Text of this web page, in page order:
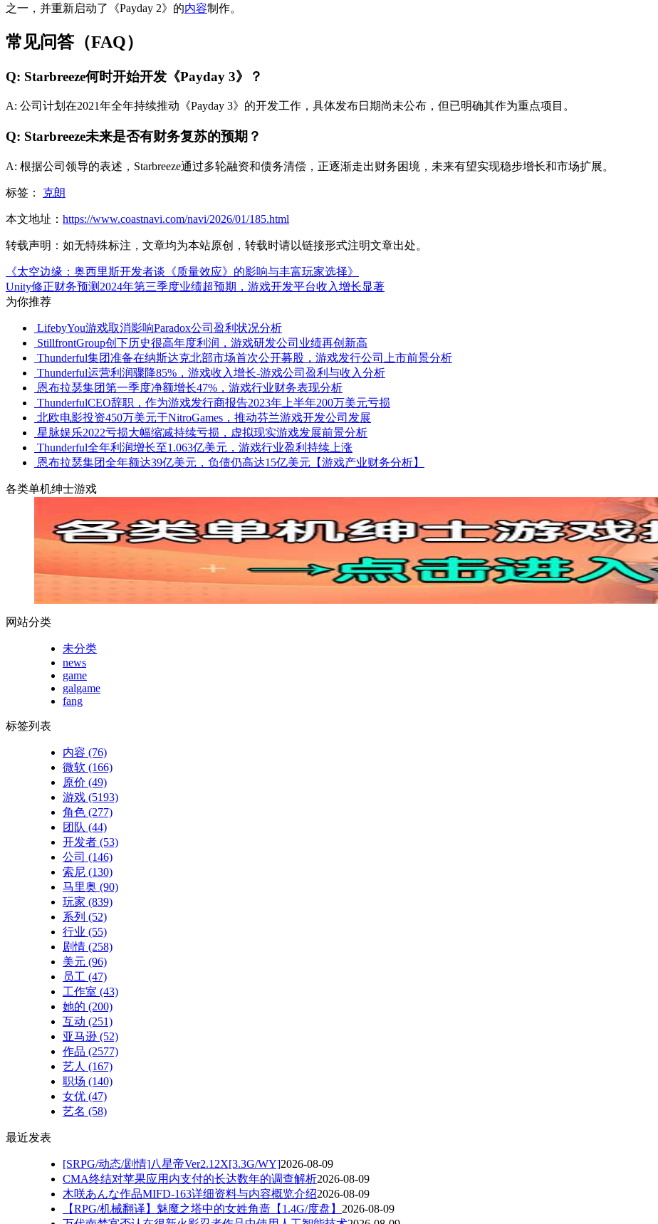
之一，并重新启动了《Payday 2》的内容制作。
常见问答（FAQ）
Q: Starbreeze何时开始开发《Payday 3》？
A: 公司计划在2021年全年持续推动《Payday 3》的开发工作，具体发布日期尚未公布，但已明确其作为重点项目。
Q: Starbreeze未来是否有财务复苏的预期？
A: 根据公司领导的表述，Starbreeze通过多轮融资和债务清偿，正逐渐走出财务困境，未来有望实现稳步增长和市场扩展。
标签： 克朗
本文地址： https://www.coastnavi.com/navi/2026/01/185.html
转载声明： 如无特殊标注，文章均为本站原创，转载时请以链接形式注明文章出处。
《太空边缘：奥西里斯开发者谈《质量效应》的影响与丰富玩家选择》
Unity修正财务预测2024年第三季度业绩超预期，游戏开发平台收入增长显著
为你推荐
LifebyYou游戏取消影响Paradox公司盈利状况分析
StillfrontGroup创下历史很高年度利润，游戏研发公司业绩再创新高
Thunderful集团准备在纳斯达克北部市场首次公开募股，游戏发行公司上市前景分析
Thunderful运营利润骤降85%，游戏收入增长-游戏公司盈利与收入分析
恩布拉瑟集团第一季度净额增长47%，游戏行业财务表现分析
ThunderfulCEO辞职，作为游戏发行商报告2023年上半年200万美元亏损
北欧电影投资450万美元于NitroGames，推动芬兰游戏开发公司发展
星脉娱乐2022亏损大幅缩减持续亏损，虚拟现实游戏发展前景分析
Thunderful全年利润增长至1.063亿美元，游戏行业盈利持续上涨
恩布拉瑟集团全年额达39亿美元，负债仍高达15亿美元【游戏产业财务分析】
各类单机绅士游戏
网站分类
未分类
news
game
galgame
fang
标签列表
内容 (76)
微软 (166)
原价 (49)
游戏 (5193)
角色 (277)
团队 (44)
开发者 (53)
公司 (146)
索尼 (130)
马里奥 (90)
玩家 (839)
系列 (52)
行业 (55)
剧情 (258)
美元 (96)
员工 (47)
工作室 (43)
她的 (200)
互动 (251)
亚马逊 (52)
作品 (2577)
艺人 (167)
职场 (140)
女优 (47)
艺名 (58)
最近发表
[SRPG/动态/剧情]八星帝Ver2.12X[3.3G/WY]2026-08-09
CMA终结对苹果应用内支付的长达数年的调查解析2026-08-09
木咲あんな作品MIFD-163详细资料与内容概览介绍2026-08-09
【RPG/机械翻译】魅魔之塔中的女姓角啬【1.4G/度盘】 2026-08-09